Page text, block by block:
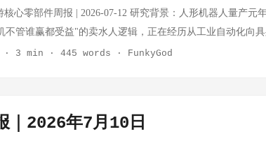
觉阵列开始量产验证 ⬆️ 景气上行 触觉/柔性传感器 灵巧手
兴赛道 滚珠/滚柱丝杠 产能缺口持续，滚柱丝杠订单已排至
展示AI辅助写作汇报功能 产业界从"概念展示"向"商业落地
核心零部件周报 | 2026-07-12 研究背景：人形机器人量产元
不管谁赢都受益"的卖水人逻辑，正在经历从工业自动化向
减速器、传感器、丝杠、灵巧手核心零部件五大细分赛道
期，国产份额持续扩张 ⬆️ 景气上行 RV减速器 工业基本盘稳
· 3 min · 445 words · FunkyGod
｜2026年7月10日